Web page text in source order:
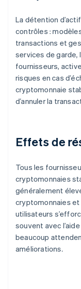
La détention
contrôles :
transactions et
services de
fournisseurs,
risques en cas
cryptomonnaie
d’annuler la
Effets de
Tous les
cryptomonnaies
généralement
cryptomonnaies et
utilisateurs
souvent avec
beaucoup
améliorations.